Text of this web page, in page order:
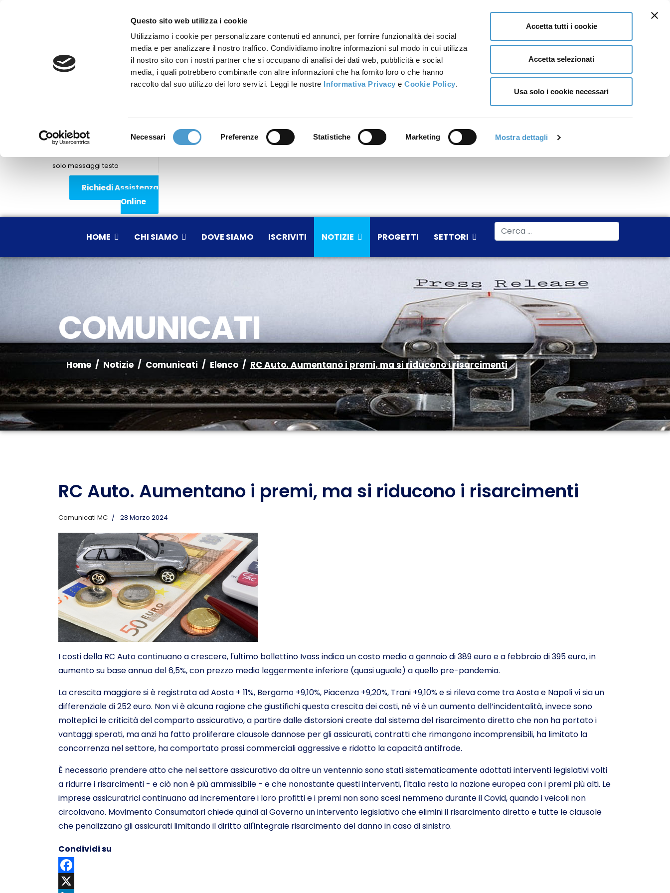
Questo sito web utilizza i cookie
Utilizziamo i cookie per personalizzare contenuti ed annunci, per fornire funzionalità dei social
media e per analizzare il nostro traffico. Condividiamo inoltre informazioni sul modo in cui utilizza
il nostro sito con i nostri partner che si occupano di analisi dei dati web, pubblicità e social
media, i quali potrebbero combinarle con altre informazioni che ha fornito loro o che hanno
raccolto dal suo utilizzo dei loro servizi. Leggi le nostre Informativa Privacy eCookie Policy.
Necessari Preferenze Statistiche Marketing Mostra dettagli
Accetta tutti i cookie
Accetta selezionati
Usa solo i cookie necessari
Via Piemonte 39/A
WhatsApp
solo messaggi testo
Richiedi Assistenza
Online
HOME CHI SIAMO DOVE SIAMO ISCRIVITI NOTIZIE PROGETTI SETTORI
Cerca
COMUNICATI
Home Notizie Comunicati Elenco RC Auto. Aumentano i premi, ma si riducono i risarcimenti
RC Auto. Aumentano i premi, ma si riducono i risarcimenti
Comunicati MC 28 Marzo 2024
I costi della RC Auto continuano a crescere, l'ultimo bollettino Ivass indica un costo medio a gennaio di 389 euro e a febbraio di 395 euro, in
aumento su base annua del 6,5%, con prezzo medio leggermente inferiore (quasi uguale) a quello pre-pandemia.
La crescita maggiore si è registrata ad Aosta + 11%, Bergamo +9,10%, Piacenza +9,20%, Trani +9,10% e si rileva come tra Aosta e Napoli vi sia un
differenziale di 252 euro. Non vi è alcuna ragione che giustifichi questa crescita dei costi, né vi è un aumento dell’incidentalità, invece sono
molteplici le criticità del comparto assicurativo, a partire dalle distorsioni create dal sistema del risarcimento diretto che non ha portato i
vantaggi sperati, ma anzi ha fatto proliferare clausole dannose per gli assicurati, contratti che rimangono incomprensibili, ha limitato la
concorrenza nel settore, ha comportato prassi commerciali aggressive e ridotto la capacità antifrode.
È necessario prendere atto che nel settore assicurativo da oltre un ventennio sono stati sistematicamente adottati interventi legislativi volti
a ridurre i risarcimenti - e ciò non è più ammissibile - e che nonostante questi interventi, l'Italia resta la nazione europea con i premi più alti. Le
imprese assicuratrici continuano ad incrementare i loro profitti e i premi non sono scesi nemmeno durante il Covid, quando i veicoli non
circolavano. Movimento Consumatori chiede quindi al Governo un intervento legislativo che elimini il risarcimento diretto e tutte le clausole
che penalizzano gli assicurati limitando il diritto all'integrale risarcimento del danno in caso di sinistro.
Condividi su
Facebook